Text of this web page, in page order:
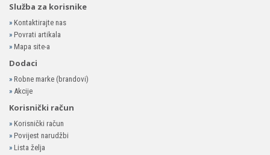
Služba za korisnike
» Kontaktirajte nas
» Povrati artikala
» Mapa site-a
Dodaci
» Robne marke (brandovi)
» Akcije
Korisnički račun
» Korisnički račun
» Povijest narudžbi
» Lista želja